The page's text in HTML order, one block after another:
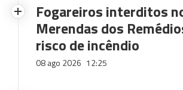
Fogareiros interditos
Merendas dos
risco de incêndio
08 ago 2026 12:25